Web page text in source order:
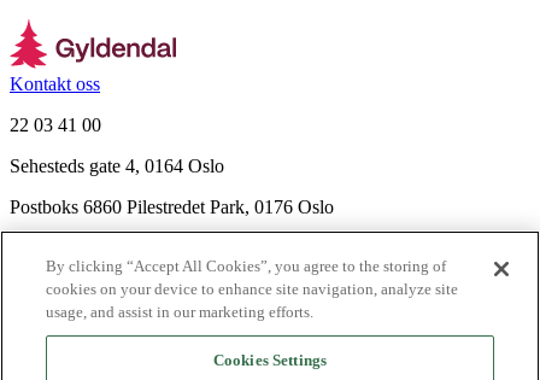
Kontakt oss
22 03 41 00
Sehesteds gate 4, 0164 Oslo
Postboks 6860 Pilestredet Park, 0176 Oslo
Nyhetsbrev
Ledige stillinger
Send inn manus
By clicking “Accept All Cookies”, you agree to the storing of
cookies on your device to enhance site navigation, analyze site
usage, and assist in our marketing efforts.
Cookies Settings